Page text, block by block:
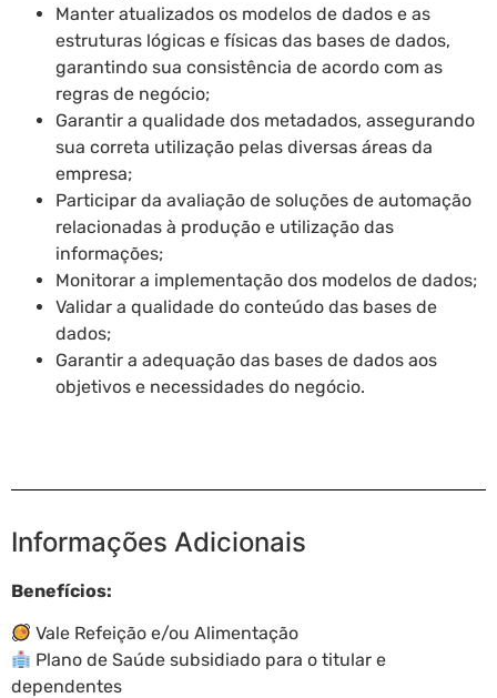
Manter atualizados os modelos de dados e as
estruturas lógicas e físicas das bases de dados,
garantindo sua consistência de acordo com as
regras de negócio;
Garantir a qualidade dos metadados, assegurando
sua correta utilização pelas diversas áreas da
empresa;
Participar da avaliação de soluções de automação
relacionadas à produção e utilização das
informações;
Monitorar a implementação dos modelos de dados;
Validar a qualidade do conteúdo das bases de
dados;
Garantir a adequação das bases de dados aos
objetivos e necessidades do negócio.
Informações Adicionais
Benefícios:
Vale Refeição e/ou Alimentação
Plano de Saúde subsidiado para o titular e
dependentes